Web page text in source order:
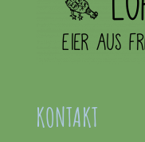
KONTAKT